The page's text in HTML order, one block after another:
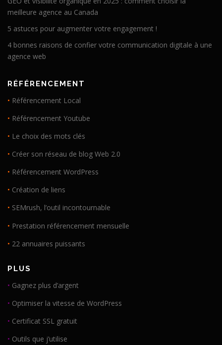
meilleure agence au Canada
5 astuces pour augmenter votre engagement !
4 bonnes raisons de confier votre communication digitale à une
agence web
RÉFÉRENCEMENT
• Référencement Local
• Référencement Youtube
• Le choix des mots clés
• Créer son réseau de blog Web 2.0
• Référencement WordPress
• Création de liens
• SEMrush, l’outil incontournable
• Prestation référencement mensuelle
• 22 annuaires puissants
PLUS
• Gagnez plus d’argent
• Optimiser la vitesse de WordPress
• Certificat SSL gratuit
• Outils que j’utilise